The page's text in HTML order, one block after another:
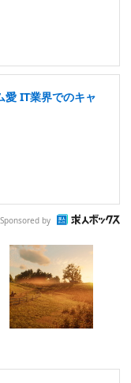
愛 IT業界でのキャ
Sponsored by